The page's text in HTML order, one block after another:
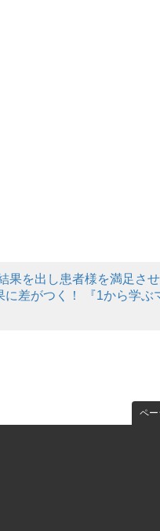
果を出し患者様を満足さ
差がつく！ 『1から学ぶ
ペ